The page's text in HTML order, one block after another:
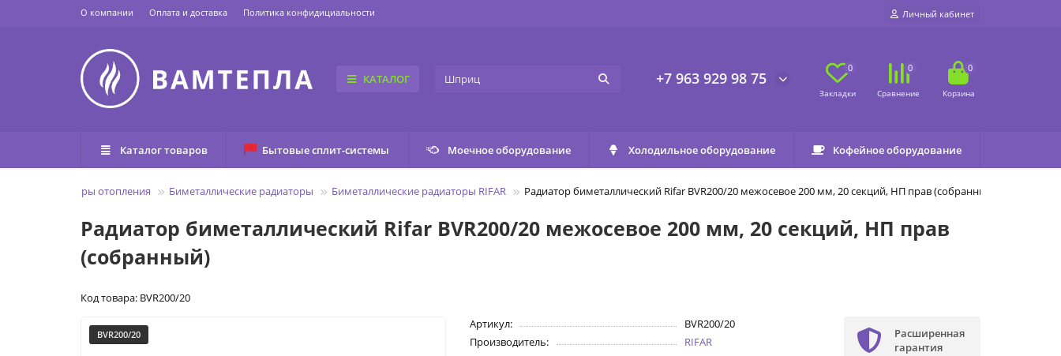
О компании Оплата и доставка Политика конфидициальности Личный кабинет
КАТАЛОГ +7 963 929 98 75
0 0 0
Каталог товаров Бытовые сплит-системы Моечное оборудование Холодильное оборудование Кофейное оборудование
Радиаторы отопления Биметаллические радиаторы Биметаллические радиаторы RIFAR Радиатор биметаллический Rifar BVR200/20 межосевое 200 мм, 20 секций, НП прав (собранный)
Радиатор биметаллический Rifar BVR200/20 межосевое 200 мм, 20 секций, НП прав
(собранный)
Код товара: BVR200/20
BVR200/20
Артикул:
BVR200/20
Производитель:
RIFAR
Расширенная
гарантия